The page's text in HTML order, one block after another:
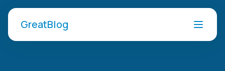
GreatBlog